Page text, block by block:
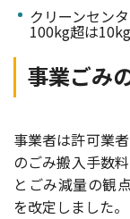
クリーンセン
100kg超は
事業ごみ
事業者は許可業
のごみ搬入手数
とごみ減量の観
を改定しました。